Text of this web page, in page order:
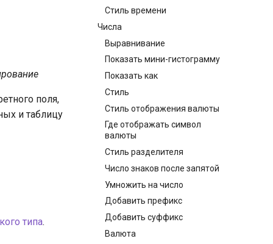
Стиль времени
Числа
Выравнивание
Показать мини-гистограмму
Показать как
Стиль
Стиль отображения валюты
Где отображать символ
валюты
Стиль разделителя
Число знаков после запятой
Умножить на число
Добавить префикс
Добавить суффикс
Валюта
поля,
и таблицу
типа.